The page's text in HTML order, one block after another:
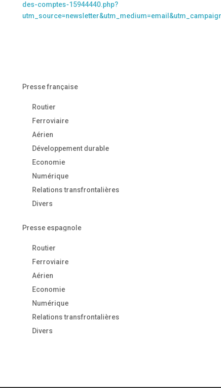
des-comptes-15944440.php?
Presse française
Routier
Ferroviaire
Aérien
Développement durable
Economie
Numérique
Relations transfrontalières
Divers
Presse espagnole
Routier
Ferroviaire
Aérien
Economie
Numérique
Relations transfrontalières
Divers